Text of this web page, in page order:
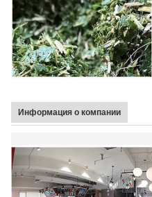
Информация о компании